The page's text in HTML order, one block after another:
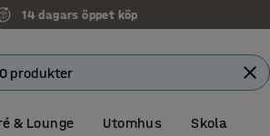
14 dagars öppet köp
& Lounge Utomhus Skola